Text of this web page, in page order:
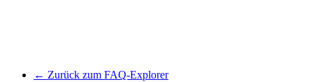
← Zurück zum FAQ-Explorer